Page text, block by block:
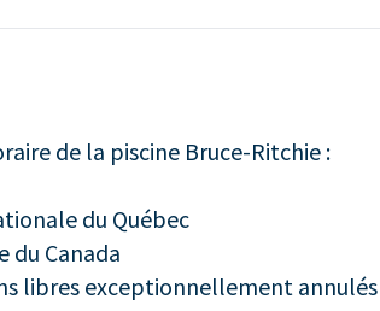
de la piscine Bruce-Ritchie :
du Québec
du Canada
libres exceptionnellement